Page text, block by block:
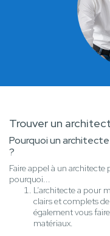
Trouver un
Pourquoi un
?
Faire appel à un architecte
pourquoi...
L’architecte a pour
clairs et complets
également vous
matériaux.